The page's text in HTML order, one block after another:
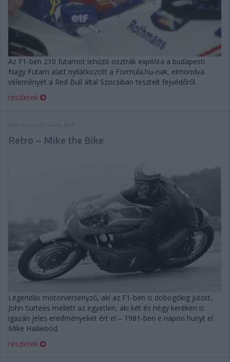
Az F1-ben 210 futamot lehúzó osztrák expilóta a budapesti
Nagy Futam alatt nyilatkozott a Formula.hu-nak, elmondva
véleményét a Red Bull által Szocsiban tesztelt fejvédőről.
részletek
2016. március 23. szerda, 09:31
Retro – Mike the Bike
Legendás motorversenyző, aki az F1-ben is dobogókig jutott,
John Surtees mellett az egyetlen, aki két és négy keréken is
igazán jeles eredményeket ért el – 1981-ben e napon hunyt el
Mike Hailwood.
részletek